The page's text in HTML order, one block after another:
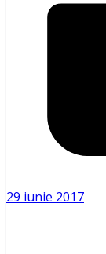
29 iunie 2017